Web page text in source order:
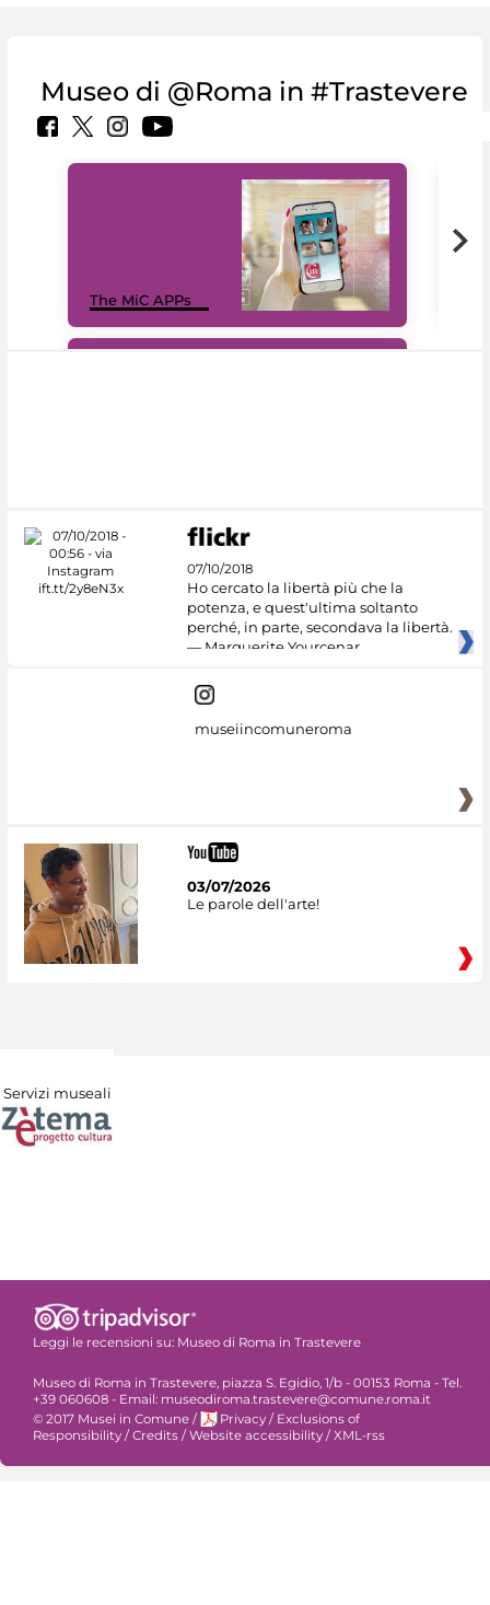
Museo di @Roma in #Trastevere
The MiC APPs
07/10/2018
Ho cercato la libertà più che la
potenza, e quest'ultima soltanto
perché, in parte, secondava la libertà.
— Marguerite Yourcenar
museiincomuneroma
03/07/2026
Le parole dell'arte!
Servizi museali
Leggi le recensioni su: Museo di Roma in Trastevere
Museo di Roma in Trastevere, piazza S. Egidio, 1/b - 00153 Roma - Tel.
+39 060608 - Email: museodiroma.trastevere@comune.roma.it
© 2017 Musei in Comune / Privacy / Exclusions of
Responsibility / Credits / Website accessibility / XML-rss